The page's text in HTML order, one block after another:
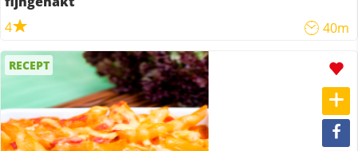
4
40m
RECEPT